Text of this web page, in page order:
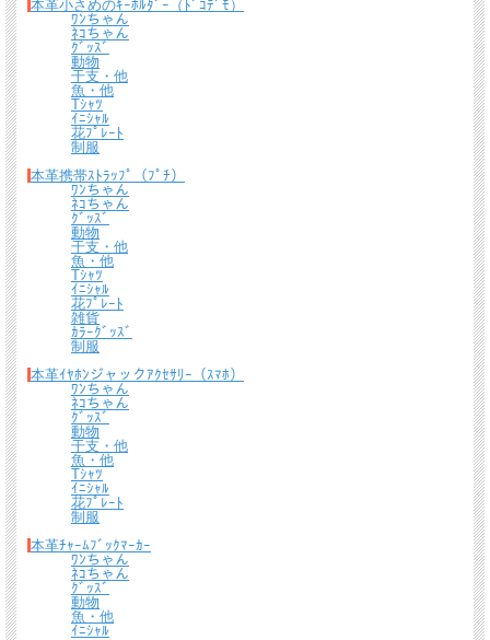
本革小さめのｷｰﾎﾙﾀﾞｰ（ﾄﾞｺﾃﾞﾓ）
ﾜﾝちゃん
ﾈｺちゃん
ｸﾞｯｽﾞ
動物
干支・他
魚・他
Tｼｬﾂ
ｲﾆｼｬﾙ
花ﾌﾟﾚｰﾄ
制服
本革携帯ｽﾄﾗｯﾌﾟ（ﾌﾟﾁ）
ﾜﾝちゃん
ﾈｺちゃん
ｸﾞｯｽﾞ
動物
干支・他
魚・他
Tｼｬﾂ
ｲﾆｼｬﾙ
花ﾌﾟﾚｰﾄ
雑貨
ｶﾗｰｸﾞｯｽﾞ
制服
本革ｲﾔﾎﾝジャックｱｸｾｻﾘｰ（ｽﾏﾎ）
ﾜﾝちゃん
ﾈｺちゃん
ｸﾞｯｽﾞ
動物
干支・他
魚・他
Tｼｬﾂ
ｲﾆｼｬﾙ
花ﾌﾟﾚｰﾄ
制服
本革ﾁｬｰﾑﾌﾞｯｸﾏｰｶｰ
ﾜﾝちゃん
ﾈｺちゃん
ｸﾞｯｽﾞ
動物
魚・他
ｲﾆｼｬﾙ